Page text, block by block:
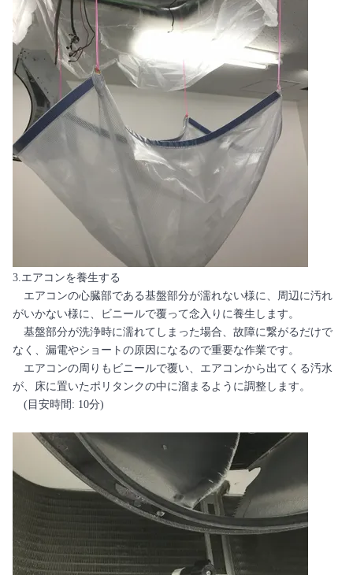
3.エアコンを養生する
エアコンの心臓部である基盤部分が濡れない様に、周辺に汚れ
がいかない様に、ビニールで覆って念入りに養生します。
基盤部分が洗浄時に濡れてしまった場合、故障に繋がるだけで
なく、漏電やショートの原因になるので重要な作業です。
エアコンの周りもビニールで覆い、エアコンから出てくる汚水
が、床に置いたポリタンクの中に溜まるように調整します。
(目安時間: 10分)